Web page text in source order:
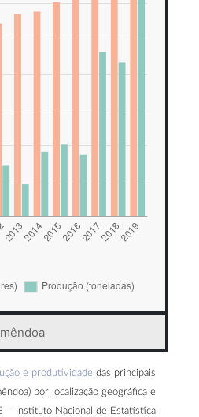
e produtividade das principais
por localização geográfica e
– Instituto Nacional de Estatística